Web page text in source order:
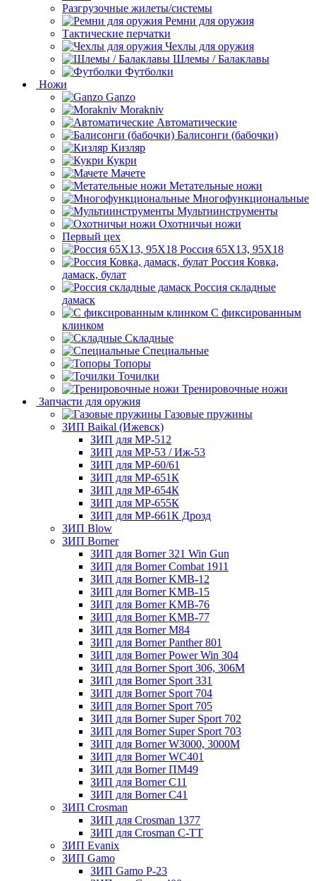
Разгрузочные жилеты/системы
Ремни для оружия
Тактические перчатки
Чехлы для оружия
Шлемы / Балаклавы
Футболки
Ножи
Ganzo
Morakniv
Автоматические
Балисонги (бабочки)
Кизляр
Кукри
Мачете
Метательные ножи
Многофункциональные
Мультиинструменты
Охотничьи ножи
Первый цех
Россия 65Х13, 95Х18
Россия Ковка,
дамаск, булат
Россия складные
дамаск
С фиксированным
клинком
Складные
Специальные
Топоры
Точилки
Тренировочные ножи
Запчасти для оружия
Газовые пружины
ЗИП Baikal (Ижевск)
ЗИП для МР-512
ЗИП для МР-53 / Иж-53
ЗИП для МР-60/61
ЗИП для МР-651К
ЗИП для МР-654К
ЗИП для МР-655К
ЗИП для МР-661К Дрозд
ЗИП Blow
ЗИП Borner
ЗИП для Borner 321 Win Gun
ЗИП для Borner Combat 1911
ЗИП для Borner KMB-12
ЗИП для Borner KMB-15
ЗИП для Borner KMB-76
ЗИП для Borner KMB-77
ЗИП для Borner M84
ЗИП для Borner Panther 801
ЗИП для Borner Power Win 304
ЗИП для Borner Sport 306, 306M
ЗИП для Borner Sport 331
ЗИП для Borner Sport 704
ЗИП для Borner Sport 705
ЗИП для Borner Super Sport 702
ЗИП для Borner Super Sport 703
ЗИП для Borner W3000, 3000М
ЗИП для Borner WC401
ЗИП для Borner ПМ49
ЗИП для Borner С11
ЗИП для Borner С41
ЗИП Crosman
ЗИП для Crosman 1377
ЗИП для Crosman C-TT
ЗИП Evanix
ЗИП Gamo
ЗИП Gamo P-23